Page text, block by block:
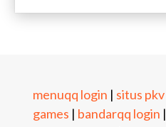
menuqq login | situs pkv
games | bandarqq login |